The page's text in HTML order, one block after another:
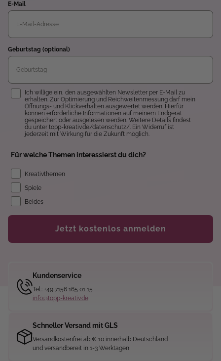
E-Mail
Geburtstag (optional)
Einwilligung
Ich willige ein, den ausgewählten Newsletter per E-Mail zu
erhalten. Zur Optimierung und Reichweitenmessung darf mein
Öffnungs- und Klickverhalten ausgewertet werden. Hierfür
können erforderliche Informationen auf meinem Endgerät
gespeichert oder ausgelesen werden. Weitere Details findest
du unter topp-kreativ.de/datenschutz/. Ein Widerruf ist
jederzeit mit Wirkung für die Zukunft möglich.
Für welche Themen interessierst du dich?
Kreativthemen
Spiele
Beides
Jetzt kostenlos anmelden
Kundenservice
Tel.: +49 7156 165 01 15
info@topp-kreativ.de
Schneller Versand mit GLS
Versandkostenfrei ab € 10 innerhalb Deutschland
und versandbereit in 1-3 Werktagen